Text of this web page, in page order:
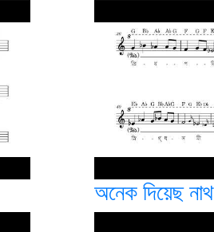
অনেক দিয়েছ নাথ